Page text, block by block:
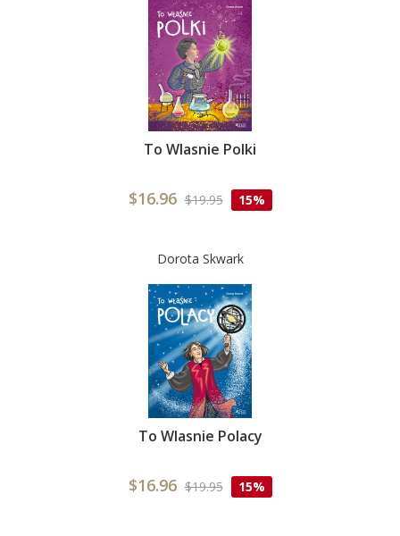
To Wlasnie Polki
$16.96 $19.95 15%
Dorota Skwark
To Wlasnie Polacy
$16.96 $19.95 15%